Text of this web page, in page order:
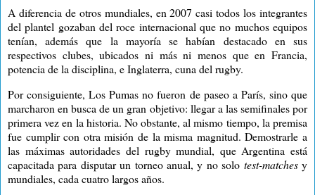
A diferencia de otros mundiales, en 2007 casi todos los integrantes
del plantel gozaban del roce internacional que no muchos equipos
tenían, además que la mayoría se habían destacado en sus
respectivos clubes, ubicados ni más ni menos que en Francia,
potencia de la disciplina, e Inglaterra, cuna del rugby.
Por consiguiente, Los Pumas no fueron de paseo a París, sino que
marcharon en busca de un gran objetivo: llegar a las semifinales por
primera vez en la historia. No obstante, al mismo tiempo, la premisa
fue cumplir con otra misión de la misma magnitud. Demostrarle a
las máximas autoridades del rugby mundial, que Argentina está
capacitada para disputar un torneo anual, y no solo test-matchesy
mundiales, cada cuatro largos años.